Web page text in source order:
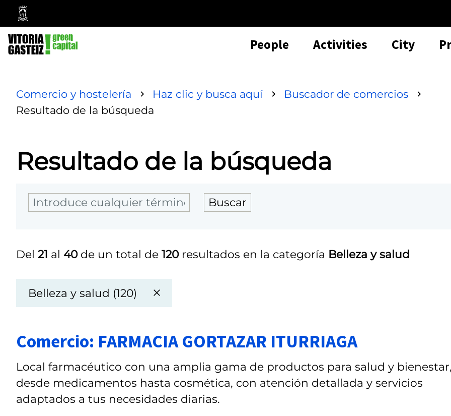
Vitoria-
Gasteiz
City
Council
People Activities City
Comercio y hostelería Haz clic y busca aquí
Buscador de comercios
Resultado de la búsqueda
Resultado de la búsqueda
Del 21 al 40de un total de 120resultados en la categoría Belleza y salud
Belleza y salud (120)
Comercio: FARMACIA GORTAZAR ITURRIAGA
Local farmacéutico con una amplia gama de productos para salud y
desde medicamentos hasta cosmética, con atención detallada y servicios
adaptados a tus necesidades diarias.